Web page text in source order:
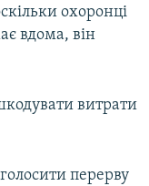
охоронці
вдома, він
витрати
перерву